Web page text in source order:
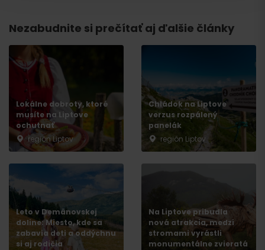
Nezabudnite si prečítať aj ďalšie články
Lokálne dobroty, ktoré
musíte na Liptove
ochutnať
región Liptov
Chládok na Liptove
verzus rozpálený
panelák
región Liptov
Leto v Demänovskej
doline: Miesto, kde sa
zabavia deti a oddýchnu
si aj rodičia
Na Liptove pribudla
nová atrakcia, medzi
stromami vyrástli
monumentálne zvieratá
Odchod